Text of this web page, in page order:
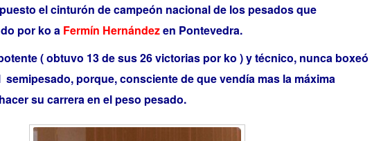
el cinturón de campeón nacional de los pesados que
por ko aFermín Hernándezen Pontevedra.
( obtuvo 13 de sus 26 victorias por ko ) y técnico, nunca boxeó
porque, consciente de que vendía mas la máxima
su carrera en el peso pesado.